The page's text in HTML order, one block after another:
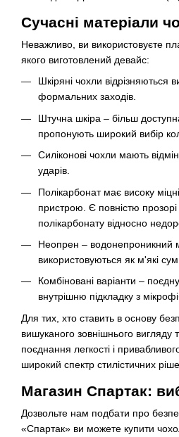
Сучасні матеріали
Неважливо, ви використовуєте
якого виготовлений девайс:
Шкіряні чохли відрізняються
формальних заходів.
Штучна шкіра – більш
пропонують широкий вибір
Силіконові чохли мають
ударів.
Полікарбонат має високу
пристрою. Є повністю
полікарбонату відносно
Неопрен – водонепроникний
використовуються як м'які
Комбіновані варіанти –
внутрішню підкладку з
Для тих, хто ставить в основу
вишуканого зовнішнього вигляду
поєднання легкості і
широкий спектр стилістичних
Магазин Спартак:
Дозвольте нам подбати про
«Спартак» ви можете купити